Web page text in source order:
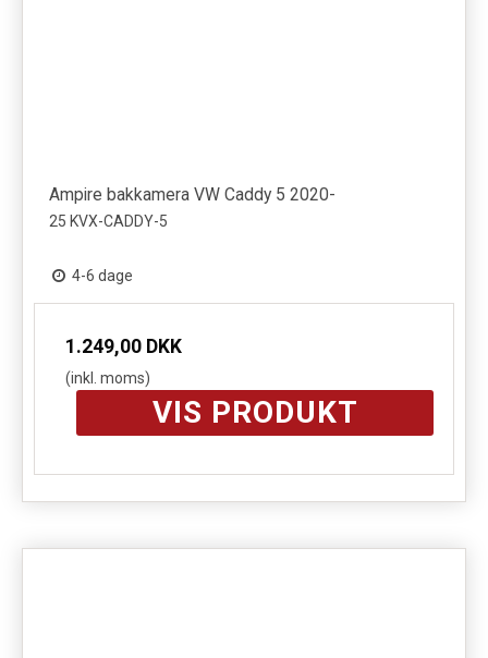
Ampire bakkamera VW Caddy 5 2020-
25 KVX-CADDY-5
4-6 dage
1.249,00 DKK
(inkl. moms)
VIS PRODUKT